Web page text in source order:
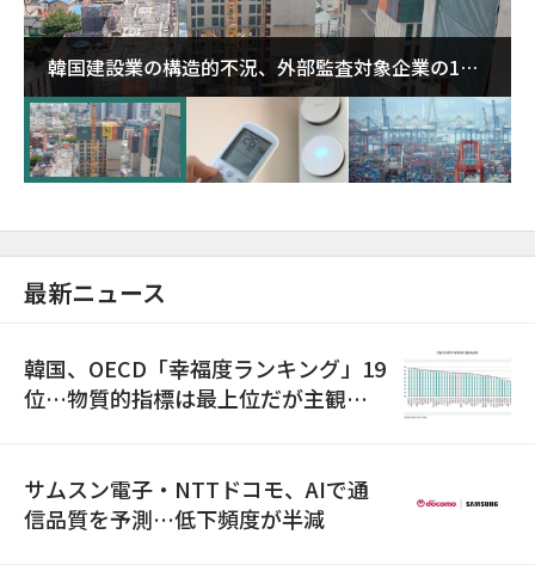
韓国建設業の構造的不況、外部監査対象企業の1割
超が「ゾンビ企業」に…5年で2.8倍増
最新ニュース
韓国、OECD「幸福度ランキング」19
位…物質的指標は最上位だが主観的
サムスン電子・NTTドコモ、AIで通
信品質を予測…低下頻度が半減